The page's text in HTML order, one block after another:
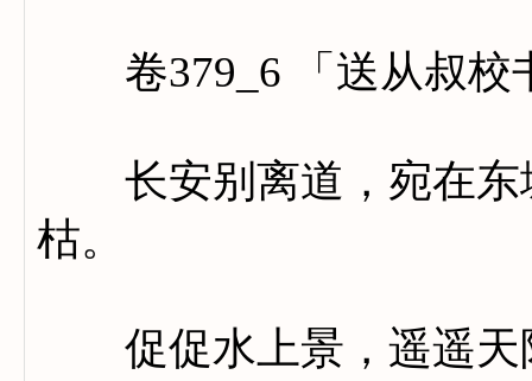
卷379_6 「送从叔校
长安别离道，宛在东
枯。
促促水上景，遥遥天